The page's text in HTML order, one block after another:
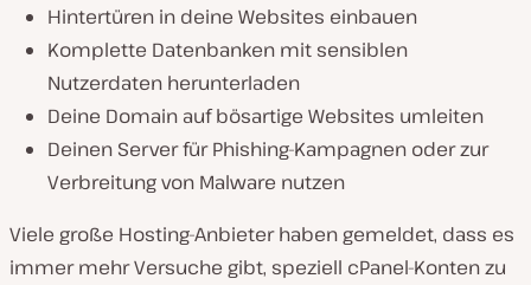
Hintertüren in deine Websites einbauen
Komplette Datenbanken mit sensiblen
Nutzerdaten herunterladen
Deine Domain auf bösartige Websites umleiten
Deinen Server für Phishing-Kampagnen oder zur
Verbreitung von Malware nutzen
Viele große Hosting-Anbieter haben gemeldet, dass es
immer mehr Versuche gibt, speziell cPanel-Konten zu